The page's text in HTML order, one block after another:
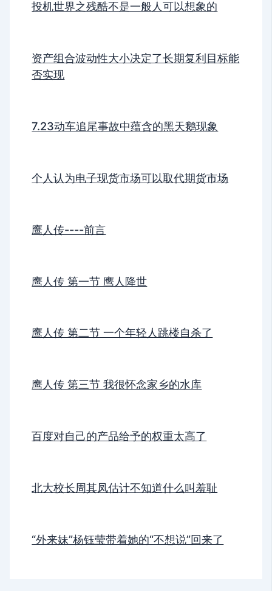
投机世界之残酷不是一般人可以想象的
资产组合波动性大小决定了长期复利目标能
否实现
7.23动车追尾事故中蕴含的黑天鹅现象
个人认为电子现货市场可以取代期货市场
鹰人传----前言
鹰人传 第一节 鹰人降世
鹰人传 第二节 一个年轻人跳楼自杀了
鹰人传 第三节 我很怀念家乡的水库
百度对自己的产品给予的权重太高了
北大校长周其凤估计不知道什么叫羞耻
“外来妹”杨钰莹带着她的“不想说”回来了